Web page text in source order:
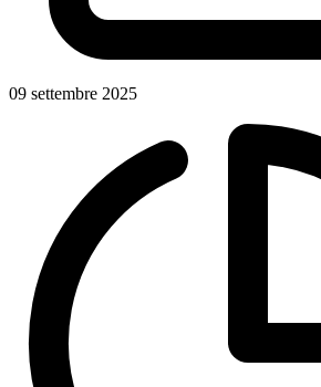
09 settembre 2025